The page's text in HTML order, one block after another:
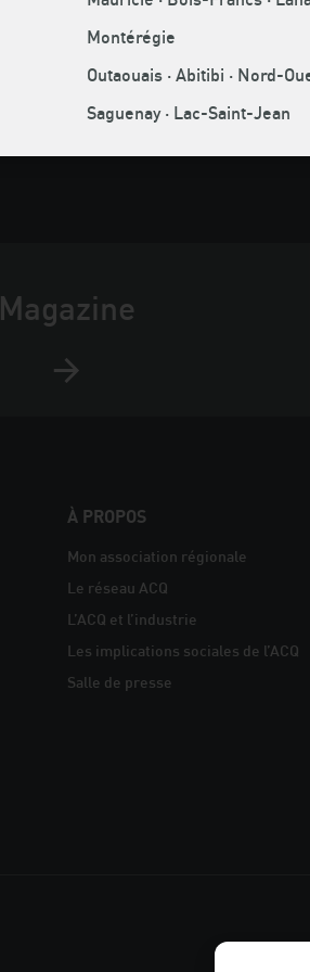
communiqués, nous vous
visiter notre
salle de presse
viaCNW.
Magazine
À PROPOS
Mon association régionale
Le réseau ACQ
L’ACQ et l’industrie
Les implications sociales de l’ACQ
Salle de presse
Montérégie
Outaouais · Abitibi · Nord-
Saguenay · Lac-Saint-Jean